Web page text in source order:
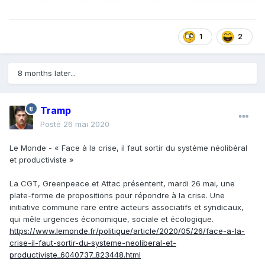
1 2
8 months later...
Tramp
Posté 26 mai 2020
Le Monde - « Face à la crise, il faut sortir du système néolibéral
et productiviste »
La CGT, Greenpeace et Attac présentent, mardi 26 mai, une
plate-forme de propositions pour répondre à la crise. Une
initiative commune rare entre acteurs associatifs et syndicaux,
qui mêle urgences économique, sociale et écologique.
https://www.lemonde.fr/politique/article/2020/05/26/face-a-la-
crise-il-faut-sortir-du-systeme-neoliberal-et-
productiviste_6040737_823448.html